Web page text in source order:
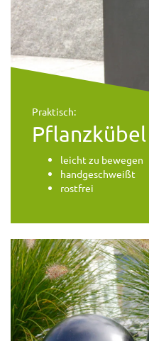
Praktisch:
leicht zu bewegen
handgeschweißt
rostfrei